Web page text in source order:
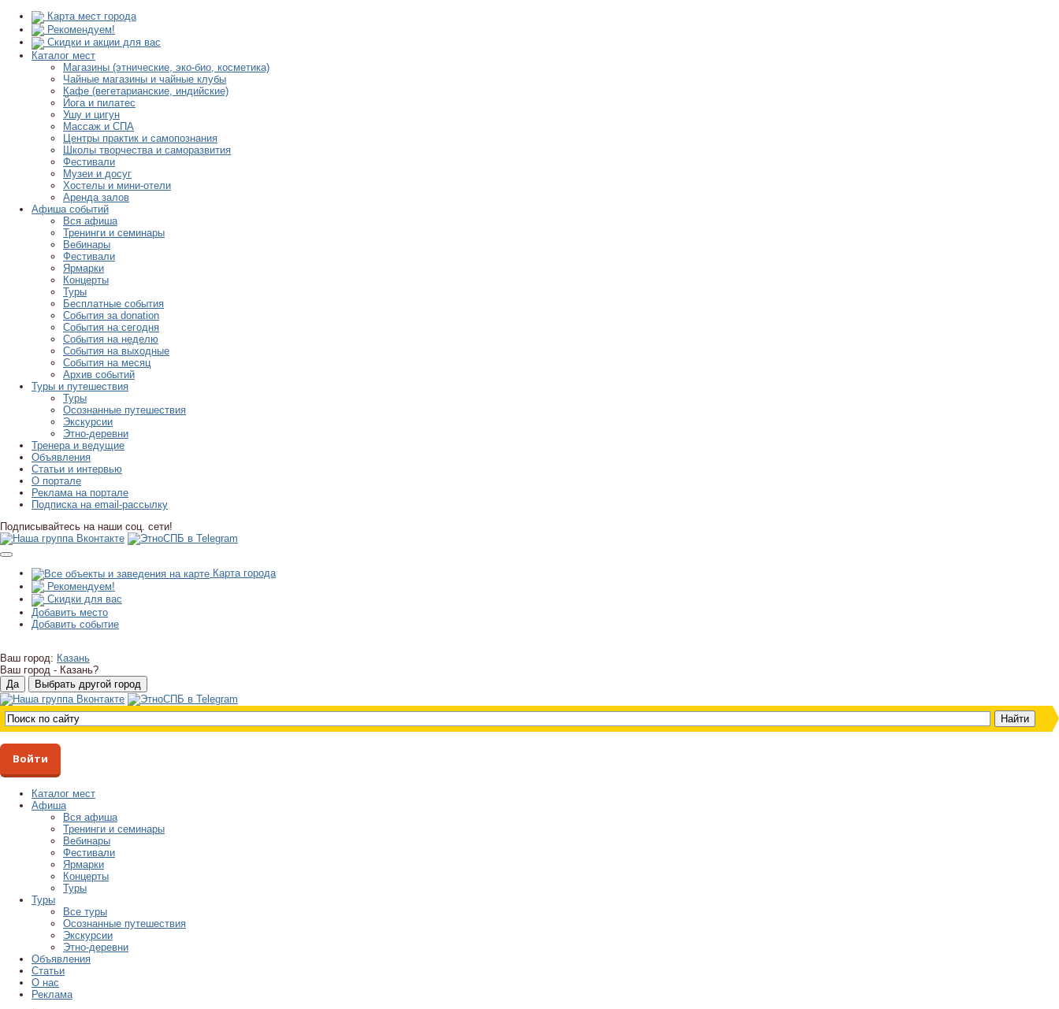
Карта мест города
Рекомендуем!
Скидки и акции для вас
Каталог мест
Магазины (этнические, эко-био, косметика)
Чайные магазины и чайные клубы
Кафе (вегетарианские, индийские)
Йога и пилатес
Ушу и цигун
Массаж и СПА
Центры практик и самопознания
Школы творчества и саморазвития
Фестивали
Музеи и досуг
Хостелы и мини-отели
Аренда залов
Афиша событий
Вся афиша
Тренинги и семинары
Вебинары
Фестивали
Ярмарки
Концерты
Туры
Бесплатные события
События за donation
События на сегодня
События на неделю
События на выходные
События на месяц
Архив событий
Туры и путешествия
Туры
Осознанные путешествия
Экскурсии
Этно-деревни
Тренера и ведущие
Объявления
Статьи и интервью
О портале
Реклама на портале
Подписка на email-рассылку
Подписывайтесь на наши соц. сети!
Карта города
Рекомендуем!
Скидки для вас
Добавить место
Добавить событие
Ваш город: Казань
Ваш город - Казань?
Войти
Каталог мест
Афиша
Вся афиша
Тренинги и семинары
Вебинары
Фестивали
Ярмарки
Концерты
Туры
Туры
Все туры
Осознанные путешествия
Экскурсии
Этно-деревни
Объявления
Статьи
О нас
Реклама